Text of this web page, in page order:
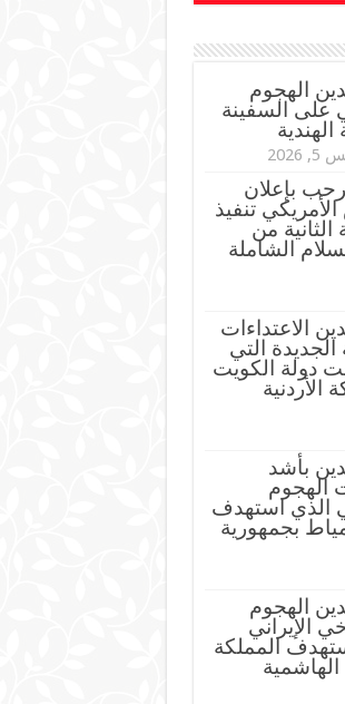
الهجوم
على السفينة
الهندية
بإعلان
تنفيذ
الثانية من
الشاملة
الاعتداءات
الجديدة التي
دولة الكويت
الأردنية
بأشد
الهجوم
الذي استهدف
بجمهورية
الهجوم
الإيراني
المملكة
الهاشمية